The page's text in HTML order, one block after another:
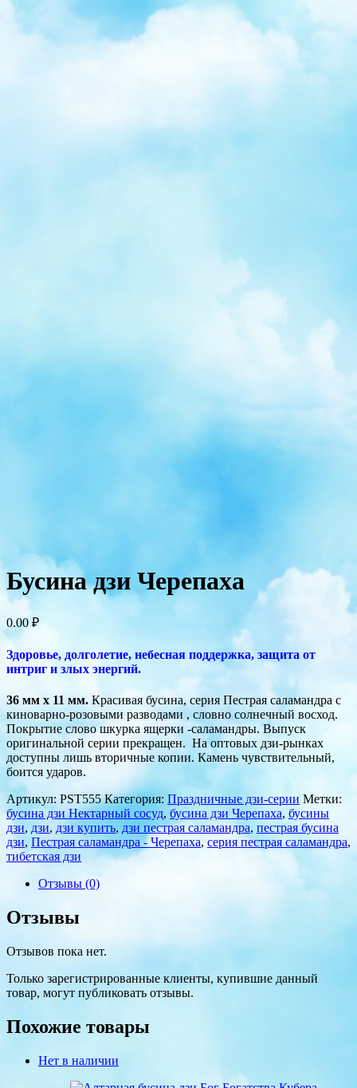
Бусина дзи Черепаха
0.00 ₽
Здоровье, долголетие, небесная поддержка, защита от
интриг и злых энергий.
36 мм x 11 мм. Красивая бусина, серия Пестрая саламандра с
киноварно-розовыми разводами , словно солнечный восход.
Покрытие слово шкурка ящерки -саламандры. Выпуск
оригинальной серии прекращен. На оптовых дзи-рынках
доступны лишь вторичные копии. Камень чувствительный,
боится ударов.
Артикул: PST555 Категория: Праздничные дзи-серии Метки:
бусина дзи Нектарный сосуд, бусина дзи Черепаха, бусины
дзи, дзи, дзи купить, дзи пестрая саламандра, пестрая бусина
дзи, Пестрая саламандра - Черепаха, серия пестрая саламандра,
тибетская дзи
Отзывы (0)
Отзывы
Отзывов пока нет.
Только зарегистрированные клиенты, купившие данный
товар, могут публиковать отзывы.
Похожие товары
Нет в наличии